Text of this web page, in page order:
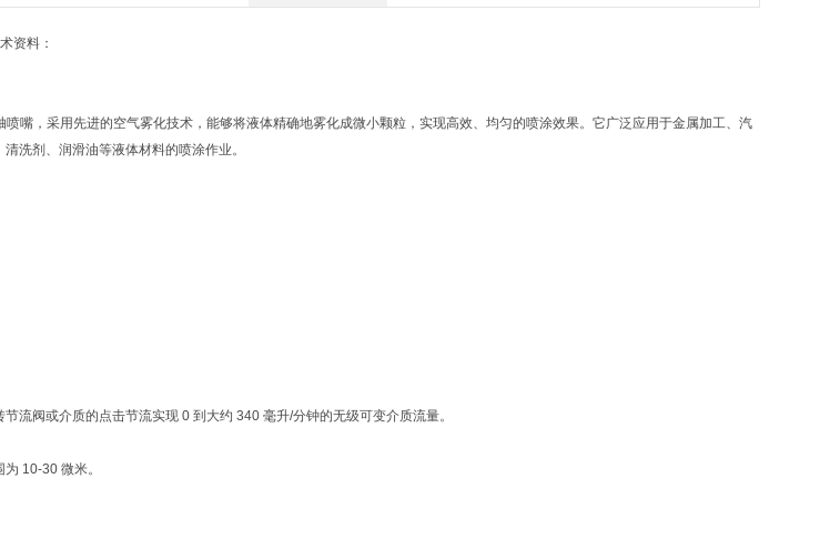
资料：
嘴，采用先进的空气雾化技术，能够将液体精确地雾化成微小颗粒，实现高效、均匀的喷涂效果。它广泛应用于金属加工、汽
洗剂、润滑油等液体材料的喷涂作业。
流阀或介质的点击节流实现 0 到大约 340 毫升/分钟的无级可变介质流量。
10-30 微米。